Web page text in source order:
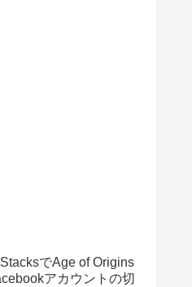
でAge of Origins
アカウントの切